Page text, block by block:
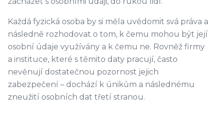
Každá fyzická osoba by si měla uvědomit svá práva a
následně rozhodovat o tom, k čemu mohou být její
osobní údaje využívány a k čemu ne. Rovněž firmy
a instituce, které s těmito daty pracují, často
nevěnují dostatečnou pozornost jejich
zabezpečení – dochází k únikům a následnému
zneužití osobních dat třetí stranou.